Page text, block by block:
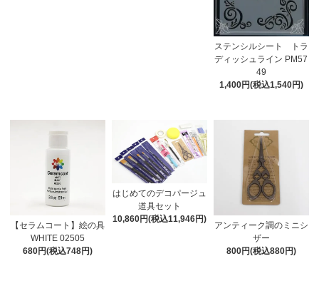
ステンシルシート トラ
ディッシュライン PM57
49
1,400円(税込1,540円)
【セラムコート】絵の具
WHITE 02505
680円(税込748円)
はじめてのデコパージュ
道具セット
10,860円(税込11,946円)
アンティーク調のミニシ
ザー
800円(税込880円)